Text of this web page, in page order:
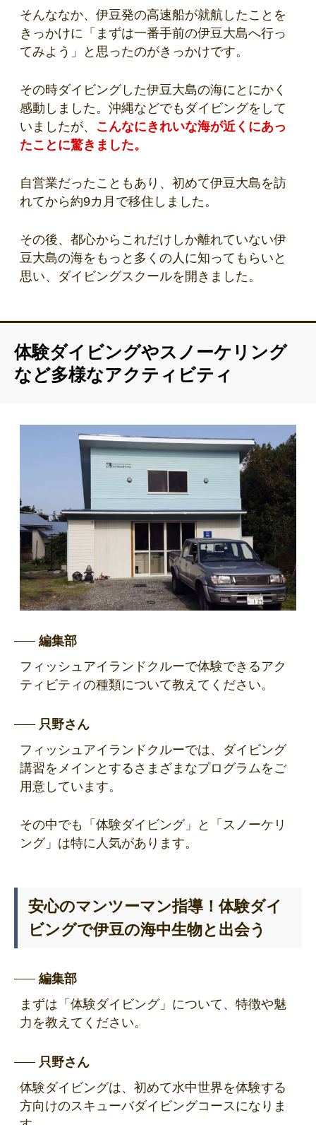
そんななか、伊豆発の高速船が就航したことを
きっかけに「まずは一番手前の伊豆大島へ行っ
てみよう」と思ったのがきっかけです。
その時ダイビングした伊豆大島の海にとにかく
感動しました。沖縄などでもダイビングをして
いましたが、 こんなにきれいな海が近くにあっ
たことに驚きました。
自営業だったこともあり、初めて伊豆大島を訪
れてから約9カ月で移住しました。
その後、都心からこれだけしか離れていない伊
豆大島の海をもっと多くの人に知ってもらいと
思い、ダイビングスクールを開きました。
体験ダイビングやスノーケリング
など多様なアクティビティ
編集部
フィッシュアイランドクルーで体験できるアク
ティビティの種類について教えてください。
只野さん
フィッシュアイランドクルーでは、ダイビング
講習をメインとするさまざまなプログラムをご
用意しています。
その中でも「体験ダイビング」と「スノーケリ
ング」は特に人気があります。
安心のマンツーマン指導！体験ダイ
ビングで伊豆の海中生物と出会う
編集部
まずは「体験ダイビング」について、特徴や魅
力を教えてください。
只野さん
体験ダイビングは、初めて水中世界を体験する
方向けのスキューバダイビングコースになりま